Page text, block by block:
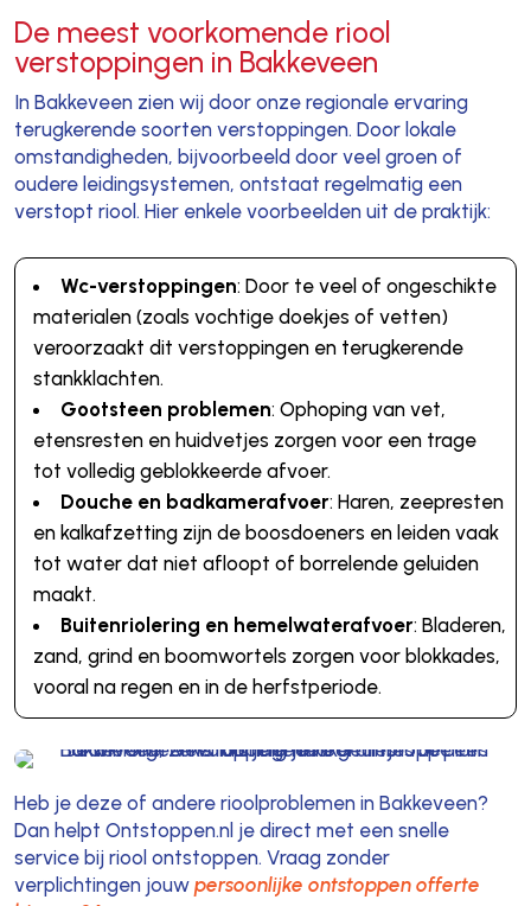
De meest voorkomende riool
verstoppingen in Bakkeveen
In Bakkeveen zien wij door onze regionale ervaring
terugkerende soorten verstoppingen. Door lokale
omstandigheden, bijvoorbeeld door veel groen of
oudere leidingsystemen, ontstaat regelmatig een
verstopt riool. Hier enkele voorbeelden uit de praktijk:
Wc-verstoppingen: Door te veel of ongeschikte
materialen (zoals vochtige doekjes of vetten)
veroorzaakt dit verstoppingen en terugkerende
stankklachten.
Gootsteen problemen: Ophoping van vet,
etensresten en huidvetjes zorgen voor een trage
tot volledig geblokkeerde afvoer.
Douche en badkamerafvoer: Haren, zeepresten
en kalkafzetting zijn de boosdoeners en leiden vaak
tot water dat niet afloopt of borrelende geluiden
maakt.
Buitenriolering en hemelwaterafvoer: Bladeren,
zand, grind en boomwortels zorgen voor blokkades,
vooral na regen en in de herfstperiode.
Heb je deze of andere rioolproblemen in Bakkeveen?
Dan helpt Ontstoppen.nl je direct met een snelle
service bij riool ontstoppen. Vraag zonder
verplichtingen jouw persoonlijke ontstoppen offerte